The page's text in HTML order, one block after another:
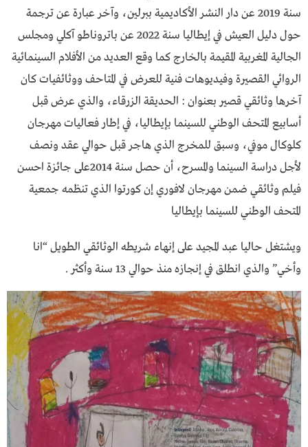
سنة 2019 عن دار النشر الأكاديمية ببرلين، وآخر عبارة عن ترجمة
حول دليل العيش في إيطاليا سنة 2022 عن باتروناطو آكلي ومجلس
الجالية المغربية المقيمة بالخارج كما وقع العديد من الأفلام السينمائية
الروائي القصيرة وفيديوهات فنية للعرض في المتاحف ووثائفيات كان
آخرها وثائقي قصير بعنوان : الحديقة الزرقاء، والذي عرض قبل
أسابيع المتحف الوطني للسينما بإيطاليا، في إطار فعاليات مهرجان
كلوكال موفي، وسبق للمخرج الذي هاجر قبل حوالي عقد ونصف
لأجل دراسة السينما والمسرح، أن حصل سنة 2014على جائزة احسن
فيلم وثائقي ضمن مهرجان لافوري إن كورتوا الذي تنظمه جمعية
المتحف الوطني للسينما بإيطاليا
ويشتغل حاليا عبد المجيد على إنهاء شريطه الوثائقي الطويل “انا
وأخي” والذي انطلق في إنجازه منذ حوالي 13 سنة وأكثر .